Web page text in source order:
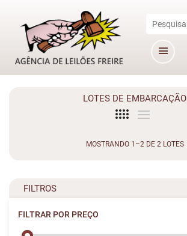
FILTROS
FILTRAR POR PREÇO
LOTES DE EMBARCAÇÃO
MOSTRANDO 1–2 DE 2 LOTES